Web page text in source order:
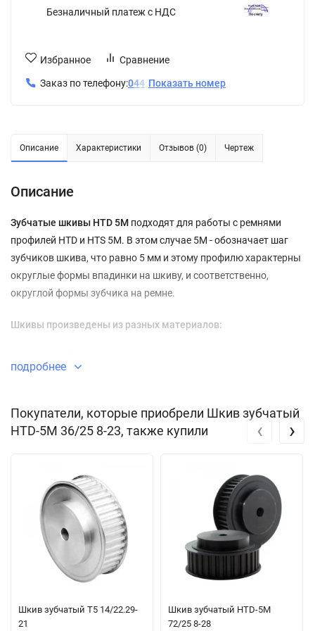
Безналичный платеж с НДС
Избранное Сравнение
Заказ по телефону:044 Показать номер
Описание Характеристики Отзывов (0) Чертеж
Описание
Зубчатые шкивы HTD 5M подходят для работы с ремнями
профилей HTD и HTS 5M. В этом случае 5М - обозначает шаг
зубчиков шкива, что равно 5 мм и этому профилю характерны
округлые формы впадинки на шкиву, и соответственно,
округлой формы зубчика на ремне.
Шкивы произведены из разных материалов:
Направляющая обода:
Зубчатые шкивы отличаются по способу монтажа,
поставляются двух основных типов:
под расточку посадку
под коническую втулку
Отличие заключается в том, что в первом случае заказчик
получает шкив с предварительно подготовленным отверстием
подробнее
Покупатели, которые приобрели Шкив зубчатый
HTD-5M 36/25 8-23, также купили
Шкив зубчатый T5 14/22.29-
21
Шкив зубчатый HTD-5M
72/25 8-28
‹ ›